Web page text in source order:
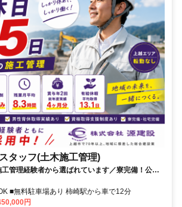
タッフ(土木施工管理)
管理経験者から選ばれています／寮完備！公共
定の経営基盤！すべての社員が豊かな生活を送
いです。
交通手段 ■車通勤OK ■無料駐車場あり 柿崎駅から車で12分
円